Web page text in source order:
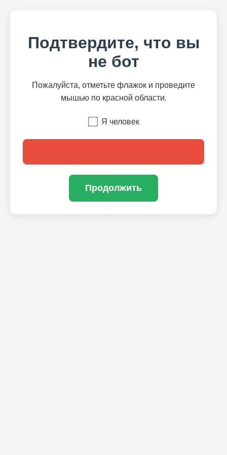
Подтвердите, что вы
не бот
Пожалуйста, отметьте флажок и проведите
мышью по красной области.
Я человек
Продолжить